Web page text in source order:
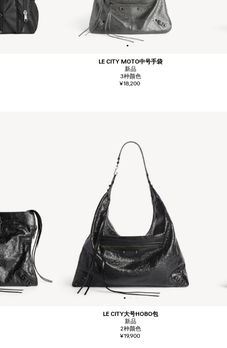
LE CITY MOTO中号手袋
新品
3种颜色
¥18,200
LE CITY大号HOBO包
新品
2种颜色
¥19,900